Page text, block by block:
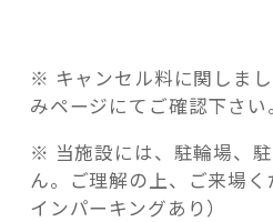
※ キャンセル料に関しま
みページにてご確認下さい。
※ 当施設には、駐輪場、
ん。ご理解の上、ご来場
インパーキングあり）